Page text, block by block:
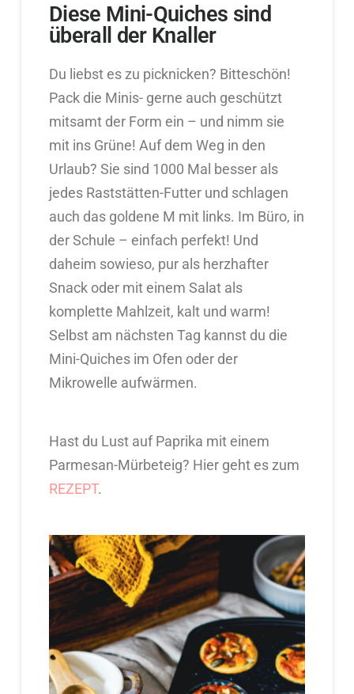
Diese Mini-Quiches sind
überall der Knaller
Du liebst es zu picknicken? Bitteschön!
Pack die Minis- gerne auch geschützt
mitsamt der Form ein – und nimm sie
mit ins Grüne! Auf dem Weg in den
Urlaub? Sie sind 1000 Mal besser als
jedes Raststätten-Futter und schlagen
auch das goldene M mit links. Im Büro, in
der Schule – einfach perfekt! Und
daheim sowieso, pur als herzhafter
Snack oder mit einem Salat als
komplette Mahlzeit, kalt und warm!
Selbst am nächsten Tag kannst du die
Mini-Quiches im Ofen oder der
Mikrowelle aufwärmen.
Hast du Lust auf Paprika mit einem
Parmesan-Mürbeteig? Hier geht es zum
REZEPT.